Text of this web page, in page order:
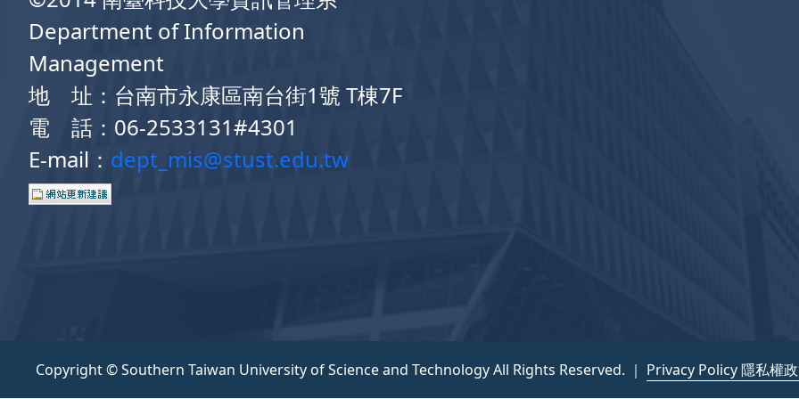
Department of Information
Management
地 址：台南市永康區南台街1號 T棟7F
電 話：06-2533131#4301
E-mail： dept_mis@stust.edu.tw
Copyright © Southern Taiwan University of Science and Technology All Rights Reserved. ｜ Privacy Policy 隱私權